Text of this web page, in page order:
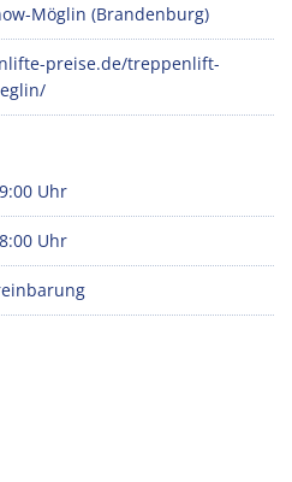
Möglin (Brandenburg)
preise.de/treppenlift-
Uhr
Uhr